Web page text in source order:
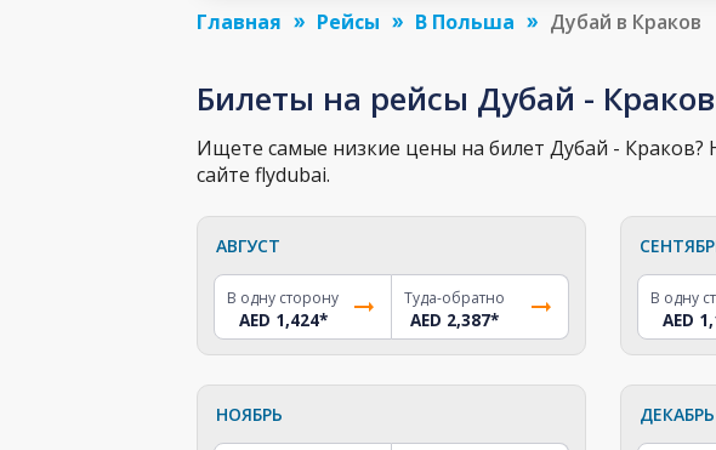
Главная Рейсы В Польша Дубай в Краков
Билеты на рейсы Дубай -
Ищете самые низкие цены на билет Дубай -
сайте flydubai.
АВГУСТ
В одну сторону
AED 1,424*
Туда-обратно
AED 2,387*
В одну
AED
НОЯБРЬ ДЕКАБРЬ